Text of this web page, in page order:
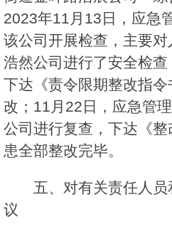
2023年11月13日，应急
该公司开展检查，主要
浩然公司进行了安全检查
下达《责令限期整改指
改；11月22日，应急管
公司进行复查，下达《
患全部整改完毕。
五、对有关责任人
议